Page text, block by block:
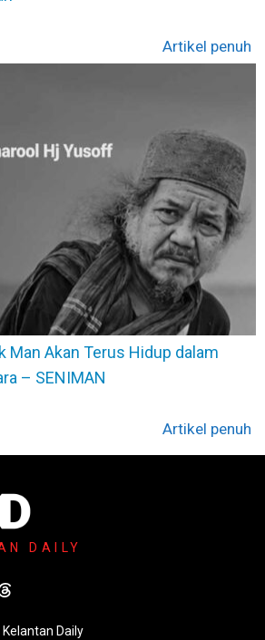
Artikel penuh
Man Akan Terus Hidup dalam
– SENIMAN
Artikel penuh
DAILY
Daily